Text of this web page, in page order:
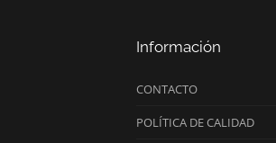
Información
CONTACTO
POLÍTICA DE CALIDAD